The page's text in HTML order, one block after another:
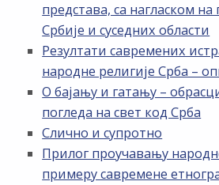
представа, са нагласком на
Србије и суседних области
Резултати савремених
народне религије Срба –
О бајању и гатању –
погледа на свет код Срба
Слично и супротно
Прилог проучавању
примеру савремене